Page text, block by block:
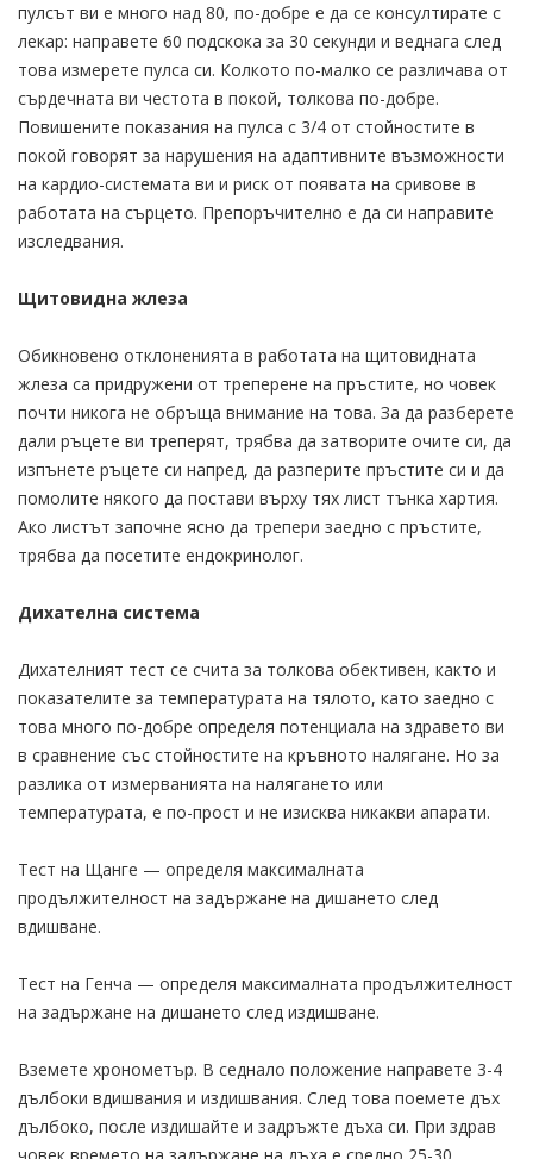
пулсът ви е много над 80, по-добре е да се консултирате с
лекар: направете 60 подскока за 30 секунди и веднага след
това измерете пулса си. Колкото по-малко се различава от
сърдечната ви честота в покой, толкова по-добре.
Повишените показания на пулса с 3/4 от стойностите в
покой говорят за нарушения на адаптивните възможности
на кардио-системата ви и риск от появата на сривове в
работата на сърцето. Препоръчително е да си направите
изследвания.
Щитовидна жлеза
Обикновено отклоненията в работата на щитовидната
жлеза са придружени от треперене на пръстите, но човек
почти никога не обръща внимание на това. За да разберете
дали ръцете ви треперят, трябва да затворите очите си, да
изпънете ръцете си напред, да разперите пръстите си и да
помолите някого да постави върху тях лист тънка хартия.
Ако листът започне ясно да трепери заедно с пръстите,
трябва да посетите ендокринолог.
Дихателна система
Дихателният тест се счита за толкова обективен, както и
показателите за температурата на тялото, като заедно с
това много по-добре определя потенциала на здравето ви
в сравнение със стойностите на кръвното налягане. Но за
разлика от измерванията на налягането или
температурата, е по-прост и не изисква никакви апарати.
Тест на Щанге — определя максималната
продължителност на задържане на дишането след
вдишване.
Тест на Генча — определя максималната продължителност
на задържане на дишането след издишване.
Вземете хронометър. В седнало положение направете 3-4
дълбоки вдишвания и издишвания. След това поемете дъх
дълбоко, после издишайте и задръжте дъха си. При здрав